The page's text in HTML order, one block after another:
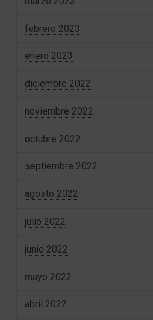
febrero 2023
enero 2023
diciembre 2022
noviembre 2022
octubre 2022
septiembre 2022
agosto 2022
julio 2022
junio 2022
mayo 2022
abril 2022